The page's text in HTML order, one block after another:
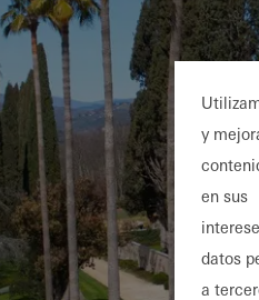
y
en sus
datos
a